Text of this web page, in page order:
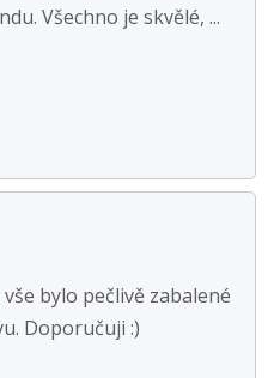
Všechno je skvělé, ...
bylo pečlivě zabalené
Doporučuji :)